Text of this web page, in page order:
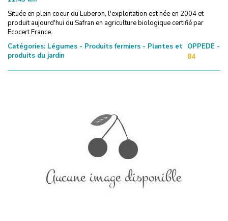
Située en plein coeur du Luberon, l'exploitation est née en 2004 et
produit aujourd'hui du Safran en agriculture biologique certifié par
Ecocert France.
Catégories: Légumes - Produits fermiers - Plantes et
produits du jardin
OPPEDE -
84